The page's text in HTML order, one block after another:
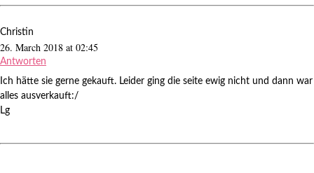
Christin
26. March 2018 at 02:45
Antworten
Ich hätte sie gerne gekauft. Leider ging die seite ewig nicht und dann war
alles ausverkauft:/
Lg